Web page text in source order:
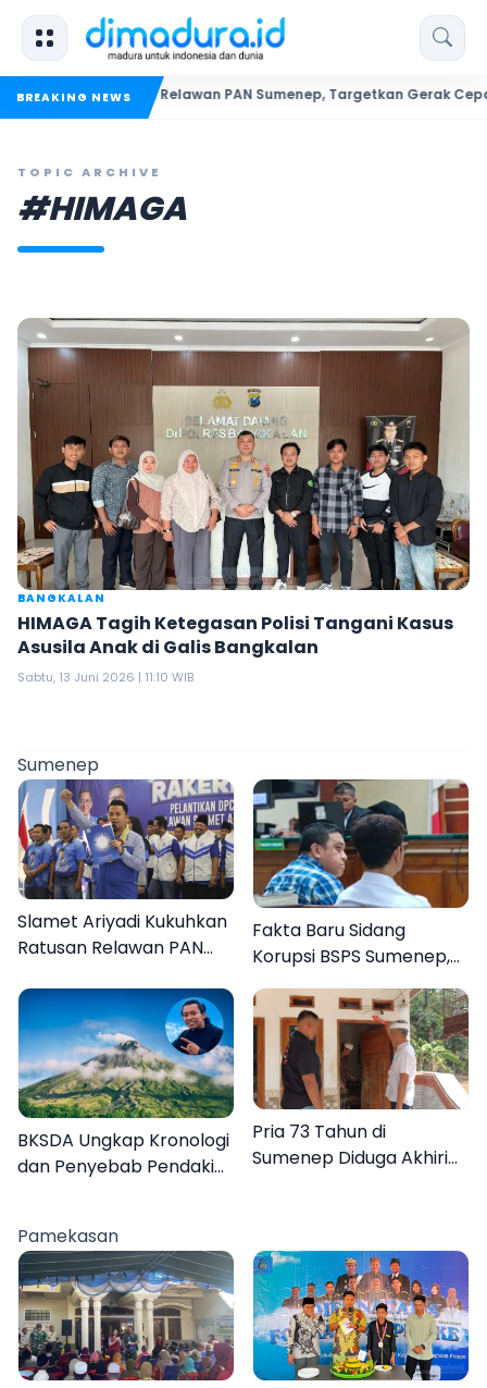
BREAKING NEWS
Ratusan Relawan PAN Sumenep, Targetkan Gerak Cepat
TOPIC ARCHIVE
#HIMAGA
BANGKALAN
HIMAGA Tagih Ketegasan Polisi Tangani Kasus
Asusila Anak di Galis Bangkalan
Sabtu, 13 Juni 2026 | 11:10 WIB
Sumenep
Slamet Ariyadi Kukuhkan
Ratusan Relawan PAN
Gerak Cepat Bantu
Rakyat
Fakta Baru Sidang
Korupsi BSPS Sumenep,
133 Kuota Bantuan
Berasal dari Kediri
BKSDA Ungkap Kronologi
dan Penyebab Pendaki
Pria 73 Tahun di
Sumenep Diduga Akhiri
Pamekasan